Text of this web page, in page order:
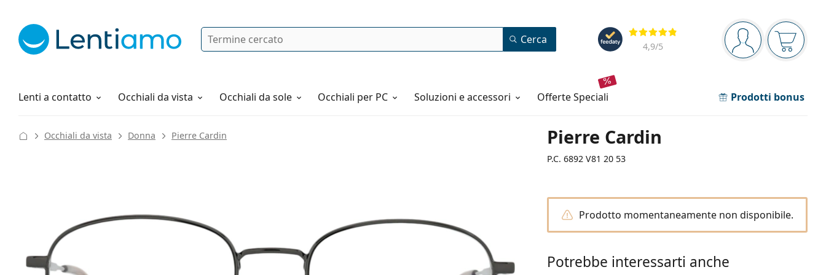
Barra di navigazione
sei connesso
Il
Valutazione
4,9/5
Ricerca Cerca
Lenti a contatto
Soluzioni Occhiali da vista Occhiali da sole Occhiali per PC Soluzioni e accessori offerte speciali Prodotti bonus
Tutto sugli acquisti
Pierre Cardin
P.C. 6892 V81 20 53
Occhiali da vista Donna Pierre Cardin
Prodotto momentaneamente non disponibile.
Potrebbe interessarti anche